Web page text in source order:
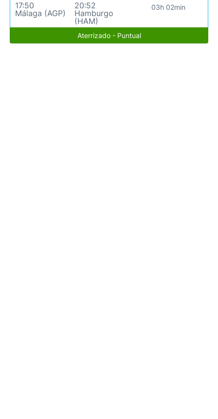
17:50
Málaga (AGP)
20:52
Hamburgo
(HAM)
03h 02min
Aterrizado - Puntual